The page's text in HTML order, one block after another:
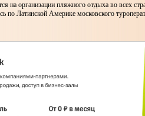
на организации пляжного отдыха во всех
по Латинской Америке московского